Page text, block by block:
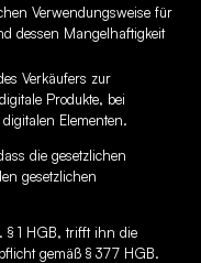
Verwendungsweise für
dessen Mangelhaftigkeit
Verkäufers zur
Produkte, bei
Elementen.
die gesetzlichen
gesetzlichen
§ 1 HGB, trifft ihn die
gemäß § 377 HGB.